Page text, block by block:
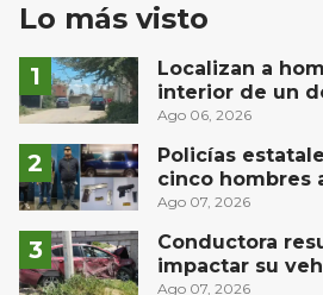
Lo más visto
Localizan a
interior de un
comunidad El
Ago 06, 2026
Policías
cinco hombres
Puebla capital
Ago 07, 2026
Conductora
impactar su
muro en
Ago 07, 2026